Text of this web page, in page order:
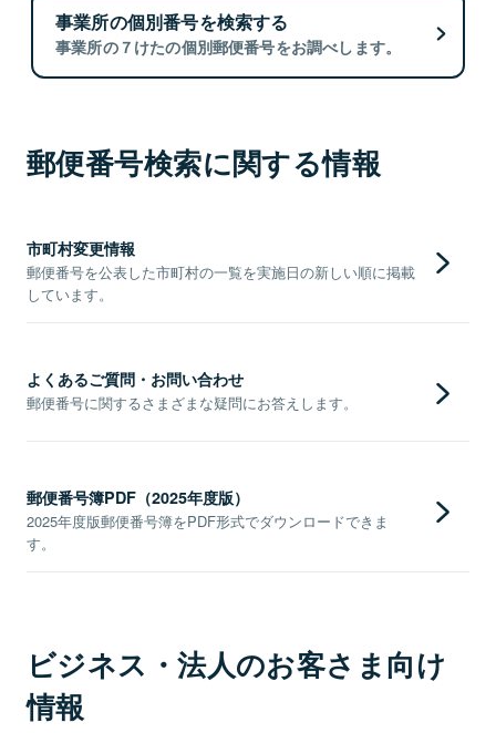
事業所の個別番号を検索する
事業所の７けたの個別郵便番号をお調べします。
郵便番号検索に関する情報
市町村変更情報
郵便番号を公表した市町村の一覧を実施日の新しい順に掲載
しています。
よくあるご質問・お問い合わせ
郵便番号に関するさまざまな疑問にお答えします。
郵便番号簿PDF（2025年度版）
2025年度版郵便番号簿をPDF形式でダウンロードできま
す。
ビジネス・法人のお客さま向け
情報